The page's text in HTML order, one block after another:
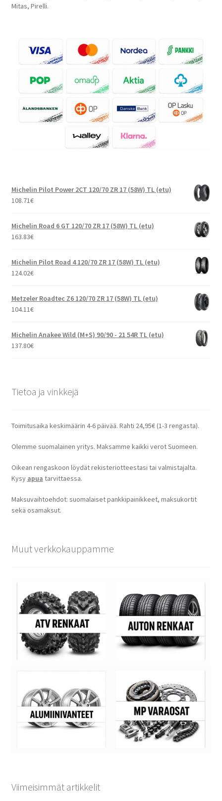
Mitas, Pirelli.
Michelin Pilot Power 2CT 120/70 ZR 17 (58W) TL (etu)
108.71€
Michelin Road 6 GT 120/70 ZR 17 (58W) TL (etu)
163.83€
Michelin Pilot Road 4 120/70 ZR 17 (58W) TL (etu)
124.02€
Metzeler Roadtec Z6 120/70 ZR 17 (58W) TL (etu)
104.11€
Michelin Anakee Wild (M+S) 90/90 - 21 54R TL (etu)
137.80€
Tietoa ja vinkkejä
Toimitusaika keskimäärin 4-6 päivää. Rahti 24,95€ (1-3 rengasta).
Olemme suomalainen yritys. Maksamme kaikki verot Suomeen.
Oikean rengaskoon löydät rekisteriotteestasi tai valmistajalta.
Kysy apua tarvittaessa.
Maksuvaihtoehdot: suomalaiset pankkipainikkeet, maksukortit
sekä osamaksut.
Muut verkkokauppamme
Viimeisimmät artikkelit